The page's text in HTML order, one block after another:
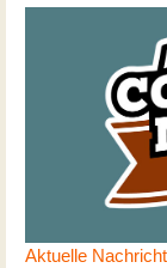
Aktuelle